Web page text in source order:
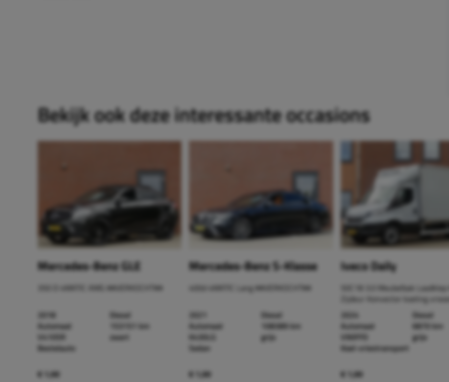
Bekijk ook deze interessante occasions
Mercedes-Benz GLE
350 D 4MATIC AMG ##VERKOCHT##
2018
Diesel
Automaat
153151 km
V410SR
zwart
Bestelauto
€ 1,00
Mercedes-Benz S-Klasse
400d 4MATIC Lang ##VERKOCHT##
2021
Diesel
Automaat
108389 km
K430LG
grijs
Sedan
€ 1,00
Iveco Daily
50C18 3.0 Meubelbak
Zijdeur Konvector koeling
2024
Diesel
Automaat
6870 km
V90FFD
grijs
Koel-vriestransport
€ 1,00